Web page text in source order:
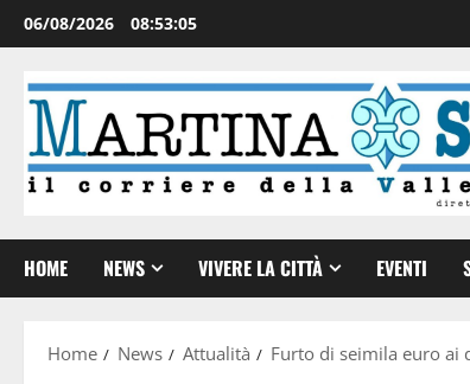
06/08/2026 08:53:06
HOME NEWS VIVERE LA CITTÀ EVENTI
Home News Attualità Furto di seimila euro ai